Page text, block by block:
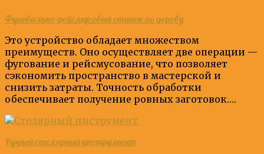
Фуговально-рейсмусовый станок по дереву
Это устройство обладает множеством
преимуществ. Оно осуществляет две операции —
фугование и рейсмусование, что позволяет
сэкономить пространство в мастерской и
снизить затраты. Точность обработки
обеспечивает получение ровных заготовок….
Ручной столярный инструмент